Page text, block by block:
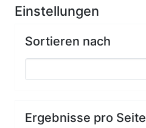
Einstellungen
Sortieren nach
Ergebnisse pro Seite